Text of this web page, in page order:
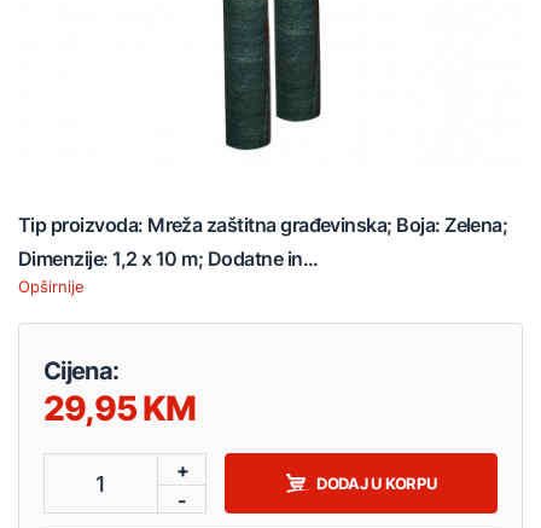
Tip proizvoda: Mreža zaštitna građevinska; Boja: Zelena;
Dimenzije: 1,2 x 10 m; Dodatne in...
Opširnije
Cijena:
29,95
1
+
-
DODAJ U KORPU